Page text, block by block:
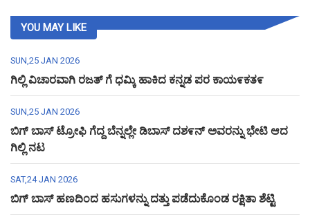
YOU MAY LIKE
SUN,25 JAN 2026
ಗಿಲ್ಲಿ ವಿಚಾರವಾಗಿ ರಜತ್ ಗೆ ಧಮ್ಕಿ ಹಾಕಿದ ಕನ್ನಡ ಪರ ಕಾಯ೯ಕತ೯
SUN,25 JAN 2026
ಬಿಗ್ ಬಾಸ್ ಟ್ರೋಫಿ ಗೆದ್ದ ಬೆನ್ನಲ್ಲೇ ಡಿಬಾಸ್ ದಶ೯ನ್ ಅವರನ್ನು ಭೇಟಿ ಆದ
ಗಿಲ್ಲಿ ನಟ
SAT,24 JAN 2026
ಬಿಗ್ ಬಾಸ್ ಹಣದಿಂದ ಹಸುಗಳನ್ನು ದತ್ತು ಪಡೆದುಕೊಂಡ ರಕ್ಷಿತಾ ಶೆಟ್ಟಿ